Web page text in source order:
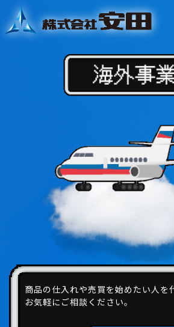
商品の仕入れや売買を始めたい人を
お気軽にご相談ください。